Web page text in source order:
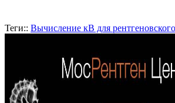
Теги:: Вычисление кВ для